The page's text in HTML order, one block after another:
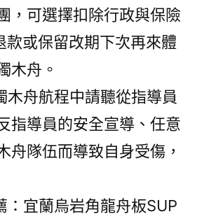
，可選擇扣除行政與保險
款或保留改期下次再來體
木舟。
木舟航程中請聽從指導員
指導員的安全宣導、任意
舟隊伍而導致自身受傷，
：宜蘭烏岩角龍舟板SUP